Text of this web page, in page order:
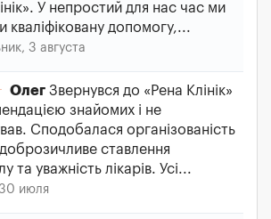
У непростий для нас час ми
кваліфіковану допомогу,...
3 августа
Олег Звернувся до «Рена Клінік»
знайомих і не
Сподобалася організованість
ставлення
та уважність лікарів. Усі...
июля